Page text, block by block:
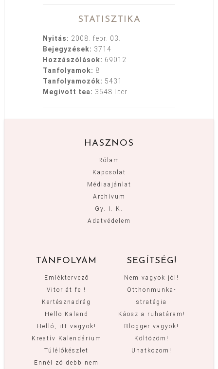
STATISZTIKA
Nyitás: 2008. febr. 03.
Bejegyzések: 3714
Hozzászólások: 69012
Tanfolyamok: 8
Tanfolyamozók: 5431
Megivott tea: 3548 liter
HASZNOS
Rólam
Kapcsolat
Médiaajánlat
Archívum
Gy. I. K.
Adatvédelem
TANFOLYAM
Emléktervező
Vitorlát fel!
Kertésznadrág
Hello Kaland
Helló, itt vagyok!
Kreatív Kalendárium
Túlélőkészlet
Ennél zöldebb nem
SEGÍTSÉG!
Nem vagyok jól!
Otthonmunka-
stratégia
Káosz a ruhatáram!
Blogger vagyok!
Költözöm!
Unatkozom!